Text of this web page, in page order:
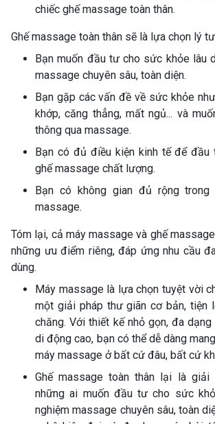
chiếc ghế massage toàn thân.
Ghế massage toàn thân sẽ là lựa chọn lý
Bạn muốn đầu tư cho sức khỏe lâu
massage chuyên sâu, toàn diện.
Bạn gặp các vấn đề về sức khỏe
khớp, căng thẳng, mất ngủ... và
thông qua massage.
Bạn có đủ điều kiện kinh tế để đầu
ghế massage chất lượng.
Bạn có không gian đủ rộng
massage.
Tóm lại, cả máy massage và ghế
những ưu điểm riêng, đáp ứng nhu cầu
dùng.
Máy massage là lựa chọn tuyệt vời
một giải pháp thư giãn cơ bản, tiện
chăng. Với thiết kế nhỏ gọn, đa
di động cao, bạn có thể dễ dàng
máy massage ở bất cứ đâu, bất cứ
Ghế massage toàn thân lại là
những ai muốn đầu tư cho sức
nghiệm massage chuyên sâu, toàn